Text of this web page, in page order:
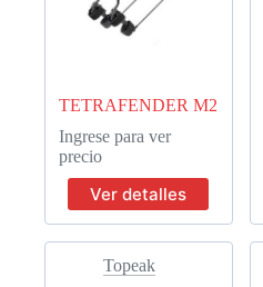
TETRAFENDER M2
Ingrese para ver
precio
Ver detalles
Topeak